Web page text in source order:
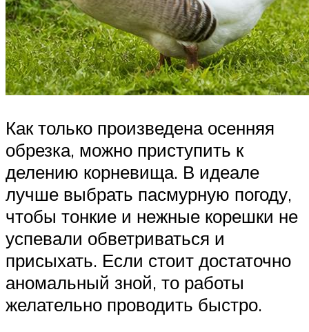
Как только произведена осенняя
обрезка, можно приступить к
делению корневища. В идеале
лучше выбрать пасмурную погоду,
чтобы тонкие и нежные корешки не
успевали обветриваться и
присыхать. Если стоит достаточно
аномальный зной, то работы
желательно проводить быстро.